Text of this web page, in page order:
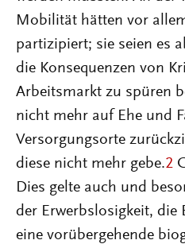
Mobilität hätten vor
partizipiert; sie seien es
die Konsequenzen von
Arbeitsmarkt zu spüren
nicht mehr auf Ehe und
Versorgungsorte
diese nicht mehr gebe.2
Dies gelte auch und
der Erwerbslosigkeit, die
eine vorübergehende